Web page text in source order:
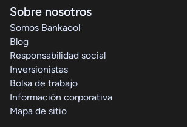
Sobre nosotros
Somos Bankaool
Blog
Responsabilidad social
Inversionistas
Bolsa de trabajo
Información corporativa
Mapa de sitio